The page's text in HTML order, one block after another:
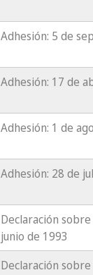
Adhesión: 5 de
Adhesión: 17 de
Adhesión: 1 de
Adhesión: 28 de
Declaración
junio de 1993
Declaración